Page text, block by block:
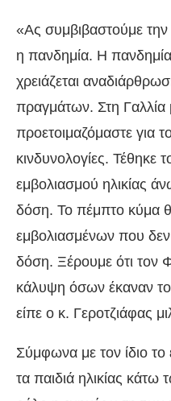
«Ας συμβιβαστούμε την
η πανδημία. Η
χρειάζεται
πραγμάτων. Στη Γαλλία
προετοιμαζόμαστε για
κινδυνολογίες. Τέθηκε
εμβολιασμού ηλικίας
δόση. Το πέμπτο κύμα
εμβολιασμένων που δεν
δόση. Ξέρουμε ότι τον
κάλυψη όσων έκαναν το
είπε ο κ. Γεροτζιάφας
Σύμφωνα με τον ίδιο το
τα παιδιά ηλικίας κάτω